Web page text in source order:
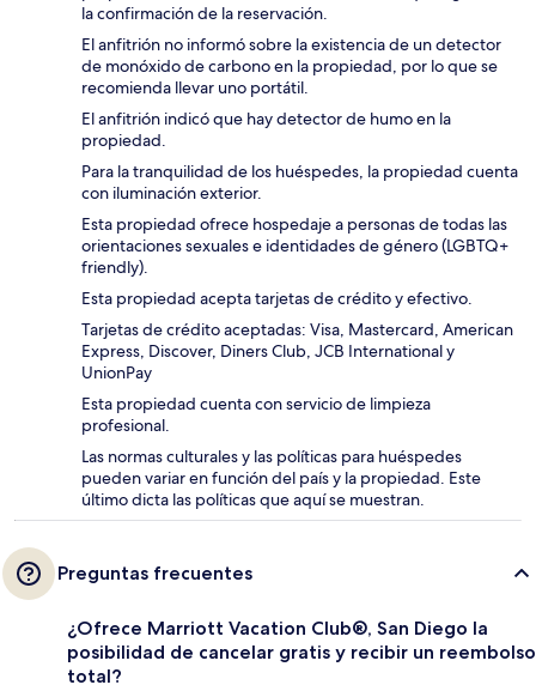
la confirmación de la reservación.
El anfitrión no informó sobre la existencia de un detector
de monóxido de carbono en la propiedad, por lo que se
recomienda llevar uno portátil.
El anfitrión indicó que hay detector de humo en la
propiedad.
Para la tranquilidad de los huéspedes, la propiedad cuenta
con iluminación exterior.
Esta propiedad ofrece hospedaje a personas de todas las
orientaciones sexuales e identidades de género (LGBTQ+
friendly).
Esta propiedad acepta tarjetas de crédito y efectivo.
Tarjetas de crédito aceptadas: Visa, Mastercard, American
Express, Discover, Diners Club, JCB International y
UnionPay
Esta propiedad cuenta con servicio de limpieza
profesional.
Las normas culturales y las políticas para huéspedes
pueden variar en función del país y la propiedad. Este
último dicta las políticas que aquí se muestran.
Preguntas frecuentes
¿Ofrece Marriott Vacation Club®, San Diego la
posibilidad de cancelar gratis y recibir un reembolso
total?